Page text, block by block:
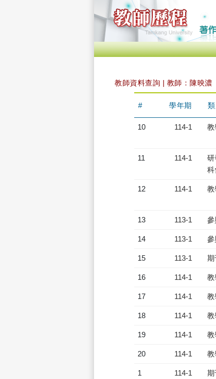
教師資料查詢 | 教師：陳映濃
# 學年期 類
10 114-1 教
11 114-1
研
科
12 114-1 教
13 113-1 參
14 113-1 參
15 113-1 期
16 114-1 教
17 114-1 教
18 114-1 教
19 114-1 教
20 114-1 教
1 114-1 期